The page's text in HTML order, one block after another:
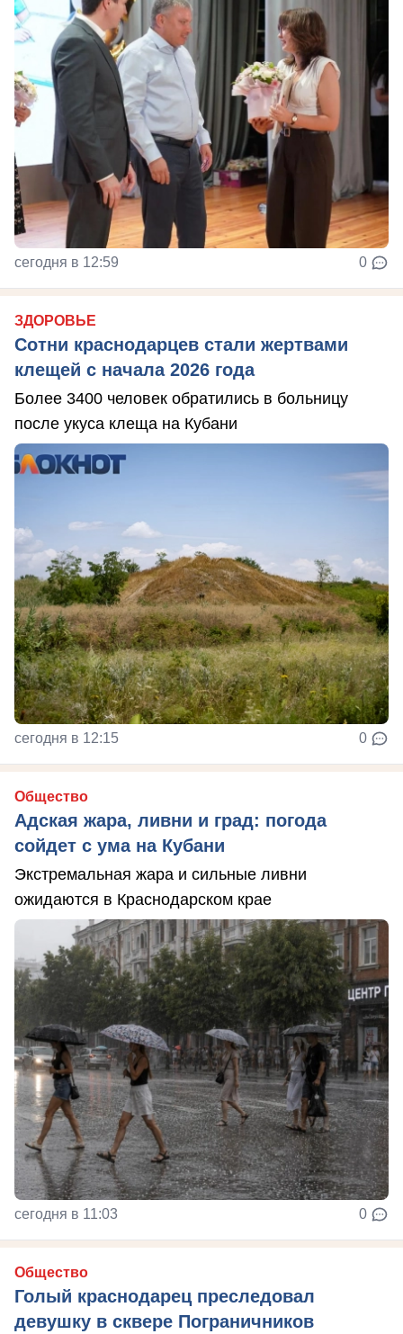
сегодня в 12:59 0
ЗДОРОВЬЕ
Сотни краснодарцев стали жертвами
клещей с начала 2026 года
Более 3400 человек обратились в больницу
после укуса клеща на Кубани
сегодня в 12:15 0
Общество
Адская жара, ливни и град: погода
сойдет с ума на Кубани
Экстремальная жара и сильные ливни
ожидаются в Краснодарском крае
сегодня в 11:03 0
Общество
Голый краснодарец преследовал
девушку в сквере Пограничников